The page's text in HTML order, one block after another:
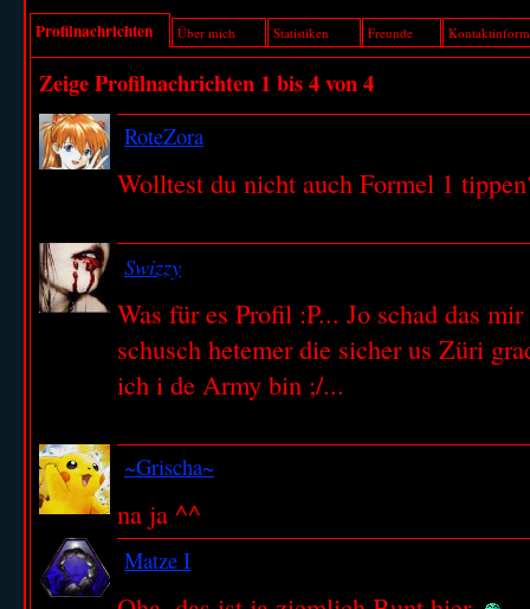
Profilnachrichten Über mich Statistiken Freunde
Zeige Profilnachrichten 1 bis4von4
RoteZora
Wolltest du nicht auch Formel 1
Swizzy
Was für es Profil :P... Jo schad das
schusch hetemer die sicher us Züri
ich i de Army bin ;/...
~Grischa~
na ja ^^
Matze I